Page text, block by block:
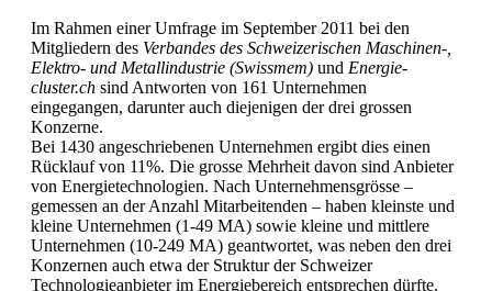
Im Rahmen einer Umfrage im September 2011 bei den
Mitgliedern des Verbandes des Schweizerischen Maschinen-,
Elektro- und Metallindustrie (Swissmem) und Energie-
cluster.ch sind Antworten von 161 Unternehmen
eingegangen, darunter auch diejenigen der drei grossen
Konzerne.
Bei 1430 angeschriebenen Unternehmen ergibt dies einen
Rücklauf von 11%. Die grosse Mehrheit davon sind Anbieter
von Energietechnologien. Nach Unternehmensgrösse –
gemessen an der Anzahl Mitarbeitenden – haben kleinste und
kleine Unternehmen (1-49 MA) sowie kleine und mittlere
Unternehmen (10-249 MA) geantwortet, was neben den drei
Konzernen auch etwa der Struktur der Schweizer
Technologieanbieter im Energiebereich entsprechen dürfte.